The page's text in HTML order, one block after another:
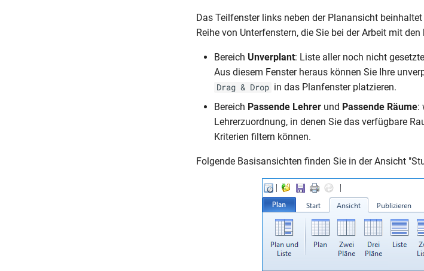
Das Teilfenster links neben der Planansicht
Reihe von Unterfenstern, die Sie bei der Arbeit mit
Bereich Unverplant: Liste aller noch nicht
Aus diesem Fenster heraus können Sie Ihre
Drag & Drop in das Planfenster platzieren.
Bereich Passende Lehrer und Passende Räume:
Lehrerzuordnung, in denen Sie das verfügbare
Kriterien filtern können.
Folgende Basisansichten finden Sie in der Ansicht